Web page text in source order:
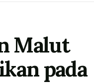
Malut
pada